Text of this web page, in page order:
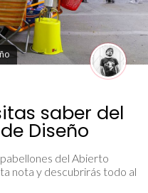
saber del
Diseño
del Abierto
nota y descubrirás todo al